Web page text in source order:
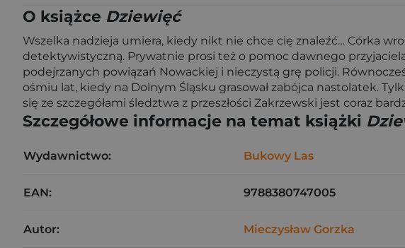
O książce Dziewięć
Wszelka nadzieja umiera, kiedy nikt nie chce cię znaleźć… Córka
detektywistyczną. Prywatnie prosi też o pomoc dawnego
podejrzanych powiązań Nowackiej i nieczystą grę policji.
ośmiu lat, kiedy na Dolnym Śląsku grasował zabójca nastolatek.
się ze szczegółami śledztwa z przeszłości Zakrzewski jest coraz
Szczegółowe informacje na temat książki
Wydawnictwo: Bukowy Las
EAN: 9788380747005
Autor: Mieczysław Gorzka